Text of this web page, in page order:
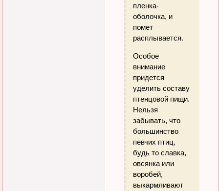
пленка-
оболочка, и
помет
расплывается.
Особое
внимание
придется
уделить составу
птенцовой пищи.
Нельзя
забывать, что
большинство
певчих птиц,
будь то славка,
овсянка или
воробей,
выкармливают